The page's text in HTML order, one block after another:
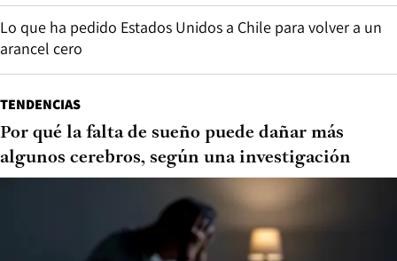
Lo que ha pedido Estados Unidos a Chile para volver a un
arancel cero
TENDENCIAS
Por qué la falta de sueño puede dañar más
algunos cerebros, según una investigación